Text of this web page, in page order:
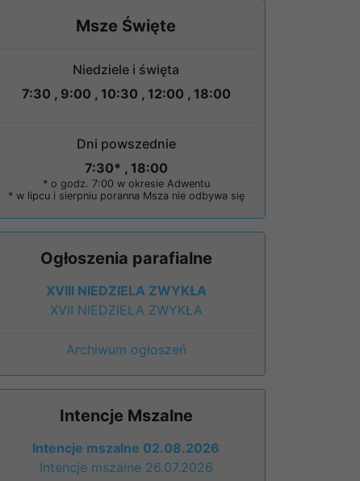
Msze Święte
Niedziele i święta
7:30 , 9:00 , 10:30 , 12:00 , 18:00
Dni powszednie
7:30* , 18:00
* o godz. 7:00 w okresie Adwentu
* w lipcu i sierpniu poranna Msza nie odbywa się
Ogłoszenia parafialne
XVIII NIEDZIELA ZWYKŁA
XVII NIEDZIELA ZWYKŁA
Archiwum ogłoszeń
Intencje Mszalne
Intencje mszalne 02.08.2026
Intencje mszalne 26.07.2026